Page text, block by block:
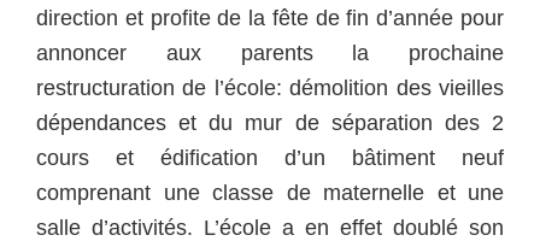
direction et profite de la fête de fin d’année pour
annoncer aux parents la prochaine
restructuration de l’école: démolition des vieilles
dépendances et du mur de séparation des 2
cours et édification d’un bâtiment neuf
comprenant une classe de maternelle et une
salle d’activités. L’école a en effet doublé son